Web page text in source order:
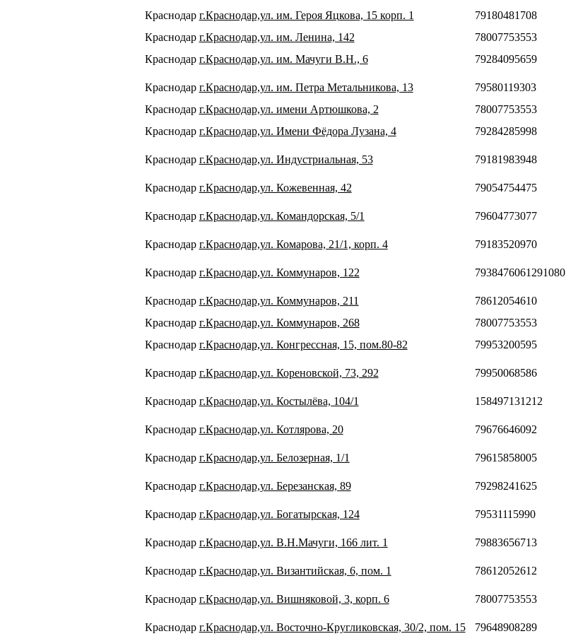
Краснодар г.Краснодар,ул. им. Героя Яцкова, 15 корп. 1 79180481708
Краснодар г.Краснодар,ул. им. Ленина, 142 78007753553
Краснодар г.Краснодар,ул. им. Мачуги В.Н., 6 79284095659
Краснодар г.Краснодар,ул. им. Петра Метальникова, 13 79580119303
Краснодар г.Краснодар,ул. имени Артюшкова, 2 78007753553
Краснодар г.Краснодар,ул. Имени Фёдора Лузана, 4 79284285998
Краснодар г.Краснодар,ул. Индустриальная, 53 79181983948
Краснодар г.Краснодар,ул. Кожевенная, 42 79054754475
Краснодар г.Краснодар,ул. Командорская, 5/1 79604773077
Краснодар г.Краснодар,ул. Комарова, 21/1, корп. 4 79183520970
Краснодар г.Краснодар,ул. Коммунаров, 122 7938476061291080
Краснодар г.Краснодар,ул. Коммунаров, 211 78612054610
Краснодар г.Краснодар,ул. Коммунаров, 268 78007753553
Краснодар г.Краснодар,ул. Конгрессная, 15, пом.80-82 79953200595
Краснодар г.Краснодар,ул. Кореновской, 73, 292 79950068586
Краснодар г.Краснодар,ул. Костылёва, 104/1 158497131212
Краснодар г.Краснодар,ул. Котлярова, 20 79676646092
Краснодар г.Краснодар,ул. Белозерная, 1/1 79615858005
Краснодар г.Краснодар,ул. Березанская, 89 79298241625
Краснодар г.Краснодар,ул. Богатырская, 124 79531115990
Краснодар г.Краснодар,ул. В.Н.Мачуги, 166 лит. 1 79883656713
Краснодар г.Краснодар,ул. Византийская, 6, пом. 1 78612052612
Краснодар г.Краснодар,ул. Вишняковой, 3, корп. 6 78007753553
Краснодар г.Краснодар,ул. Восточно-Кругликовская, 30/2, пом. 15 79648908289